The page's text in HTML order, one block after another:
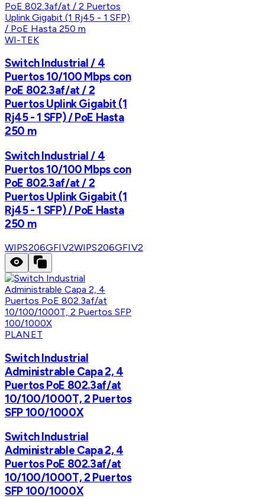
WI-TEK
Switch Industrial / 4
Puertos 10/100 Mbps con
PoE 802.3af/at / 2
Puertos Uplink Gigabit (1
Rj45 - 1 SFP) / PoE Hasta
250 m
Switch Industrial / 4
Puertos 10/100 Mbps con
PoE 802.3af/at / 2
Puertos Uplink Gigabit (1
Rj45 - 1 SFP) / PoE Hasta
250 m
WIPS206GFIV2WIPS206GFIV2
PLANET
Switch Industrial
Administrable Capa 2, 4
Puertos PoE 802.3af/at
10/100/1000T, 2 Puertos
SFP 100/1000X
Switch Industrial
Administrable Capa 2, 4
Puertos PoE 802.3af/at
10/100/1000T, 2 Puertos
SFP 100/1000X